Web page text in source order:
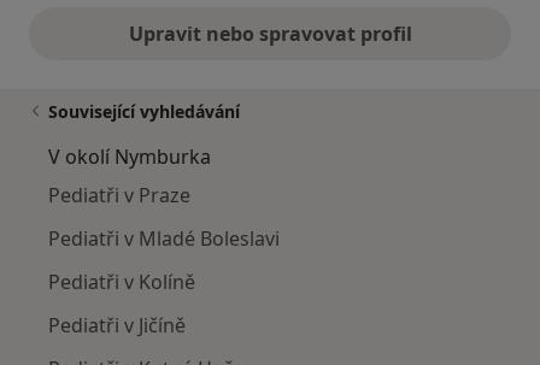
Upravit nebo spravovat profil
Související vyhledávání
V okolí Nymburka
Pediatři v Praze
Pediatři v Mladé Boleslavi
Pediatři v Kolíně
Pediatři v Jičíně